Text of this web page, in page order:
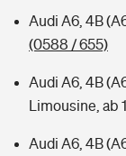
Audi A6, 4B
(0588 / 655)
Audi A6, 4B
Limousine, ab
Audi A6, 4B